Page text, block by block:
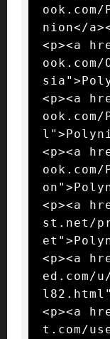
nion</
<p><a
<p><a
<p><a
<p><a
st.net/
<p><a
ed.com/
<p><a
t.com/